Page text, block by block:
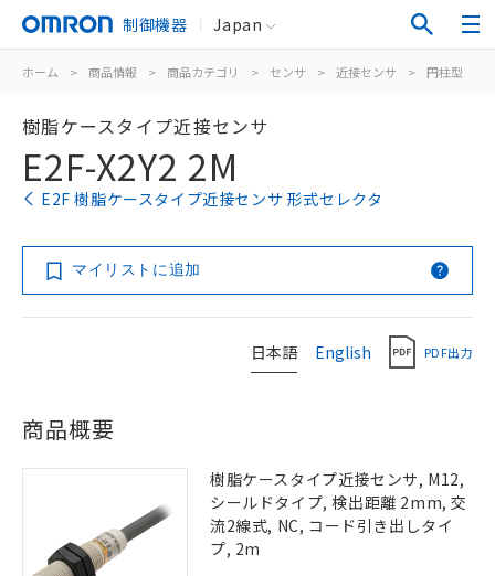
制御機器 Japan
ホーム > 商品情報 > 商品カテゴリ > センサ > 近接センサ > 円柱型
樹脂ケースタイプ近接センサ
E2F-X2Y2 2M
E2F 樹脂ケースタイプ近接センサ 形式セレクタ
マイリストに追加
日本語 English PDF出力
商品概要
樹脂ケースタイプ近接センサ, M12,
シールドタイプ, 検出距離 2mm, 交
流2線式, NC, コード引き出しタイ
プ, 2m